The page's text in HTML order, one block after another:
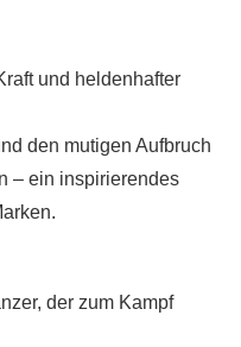
und heldenhafter
den mutigen Aufbruch
– ein inspirierendes
der zum Kampf